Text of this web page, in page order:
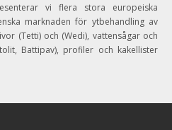
vi flera stora europeiska
marknaden för ytbehandling av
(Tetti) och (Wedi), vattensågar och
Battipav), profiler och kakellister